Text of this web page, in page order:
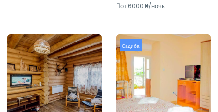
от 6000 ₴/ночь
Садиба